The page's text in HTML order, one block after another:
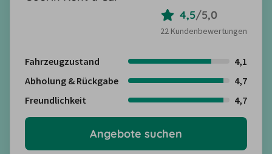
4,5/5,0
22 Kundenbewertungen
Fahrzeugzustand
4,1
Abholung & Rückgabe
4,7
Freundlichkeit
4,7
Angebote suchen